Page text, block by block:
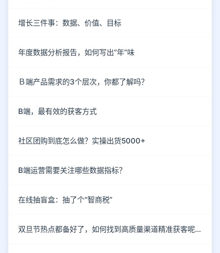
增长三件事：数据、价值、目标
年度数据分析报告，如何写出“年”味
Ｂ端产品需求的3个层次，你都了解吗？
B端，最有效的获客方式
社区团购到底怎么做？实操出货5000+
B端运营需要关注哪些数据指标？
在线抽盲盒：抽了个“智商税”
双旦节热点都备好了，如何找到高质量渠道精准获客呢？